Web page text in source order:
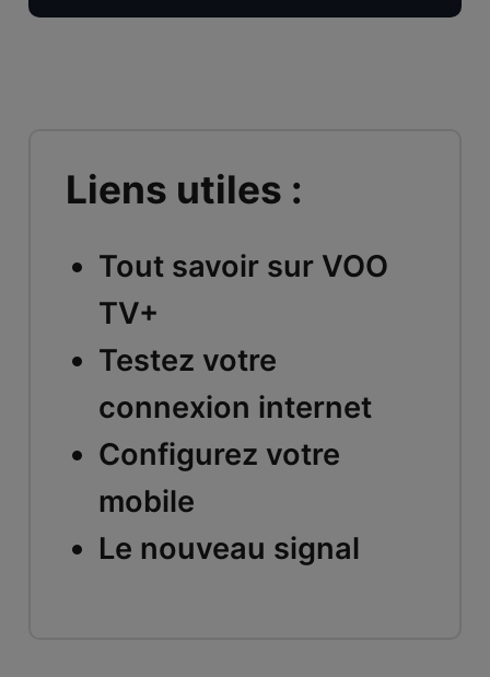
Liens utiles :
Tout savoir sur VOO
TV+
Testez votre
connexion internet
Configurez votre
mobile
Le nouveau signal